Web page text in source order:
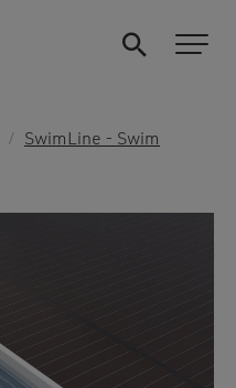
/
SwimLine - Swim